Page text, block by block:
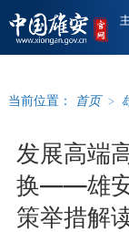
当前位置： 首页 >
发展高端
换——雄安
策举措解